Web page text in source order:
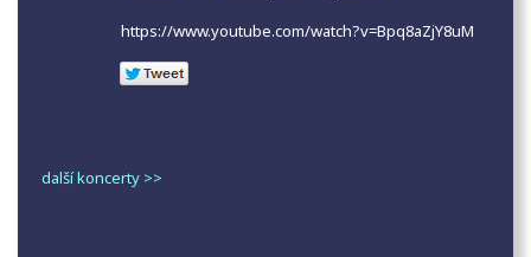
https://www.youtube.com/watch?v=Bpq8aZjY8uM
další koncerty >>